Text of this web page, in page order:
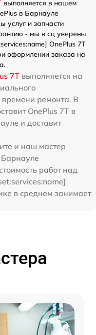
выполняется в нашем
в Барнауле
услуг и запчасти
- мы в сц уверены
OnePlus 7T
оформлении заказа на
7T выполняется на
времени ремонта. В
OnePlus 7T в
и доставит
и наш мастер
Барнауле
работ над
в среднем занимает